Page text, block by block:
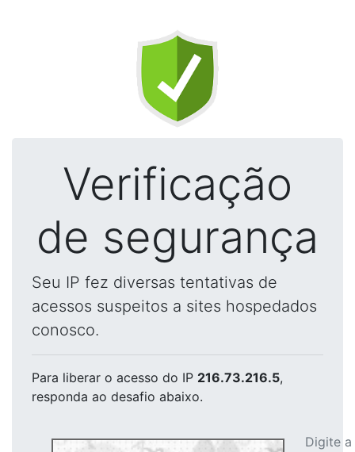
Verificação
de segurança
Seu IP fez diversas tentativas de
acessos suspeitos a sites hospedados
conosco.
Para liberar o acesso do IP 216.73.216.5,
responda ao desafio abaixo.
Digite